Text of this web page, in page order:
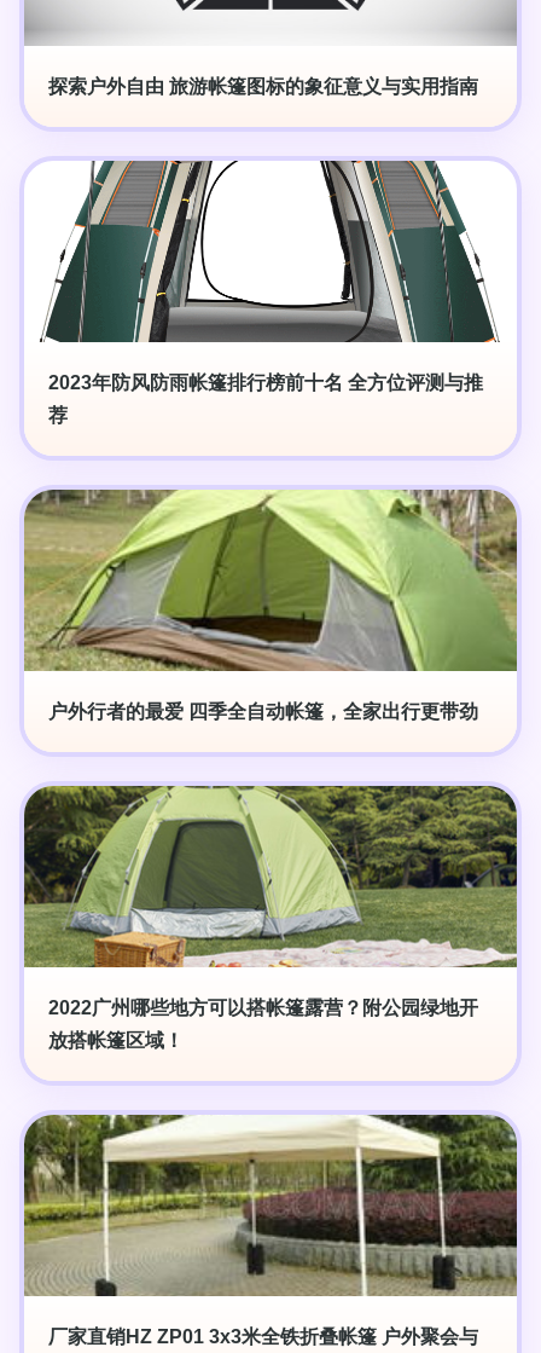
探索户外自由 旅游帐篷图标的象征意义与实用指南
2023年防风防雨帐篷排行榜前十名 全方位评测与推
荐
户外行者的最爱 四季全自动帐篷，全家出行更带劲
2022广州哪些地方可以搭帐篷露营？附公园绿地开
放搭帐篷区域！
厂家直销HZ ZP01 3x3米全铁折叠帐篷 户外聚会与